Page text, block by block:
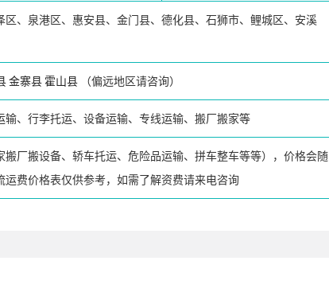
、泉港区、惠安县、金门县、德化县、石狮市、鲤城区、安溪
金寨县 霍山县 （偏远地区请咨询）
、行李托运、设备运输、专线运输、搬厂搬家等
厂搬设备、轿车托运、危险品运输、拼车整车等等），价格会随
费价格表仅供参考，如需了解资费请来电咨询